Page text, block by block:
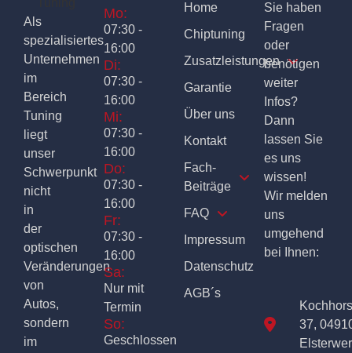
Als
spezialisiertes
Unternehmen
im
Bereich
Tuning
liegt
unser
Schwerpunkt
nicht
in
der
optischen
Veränderungen
von
Autos,
sondern
im
Mo:
07:30 -
16:00
Di:
07:30 -
16:00
Mi:
07:30 -
16:00
Do:
07:30 -
16:00
Fr:
07:30 -
16:00
Sa:
Nur mit
Termin
So:
Geschlossen
Home
Chiptuning
Zusatzleistungen
Garantie
Über uns
Kontakt
Fach-
Beiträge
FAQ
Impressum
Datenschutz
AGB´s
Sie haben
Fragen
oder
benötigen
weiter
Infos?
Dann
lassen Sie
es uns
wissen!
Wir melden
uns
umgehend
bei Ihnen:
37,